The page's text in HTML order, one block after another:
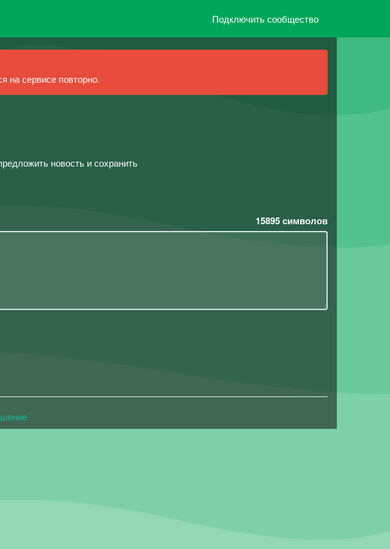
Подключить сообщество
на сервисе повторно.
новость и сохранить
15895символов